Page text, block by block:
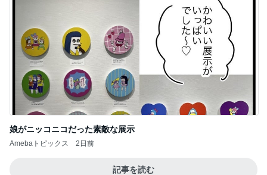
娘がニッコニコだった素敵な展示
Amebaトピックス 2日前
記事を読む